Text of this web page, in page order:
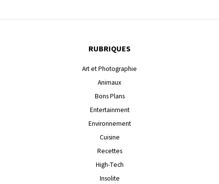
RUBRIQUES
Art et Photographie
Animaux
Bons Plans
Entertainment
Environnement
Cuisine
Recettes
High-Tech
Insolite